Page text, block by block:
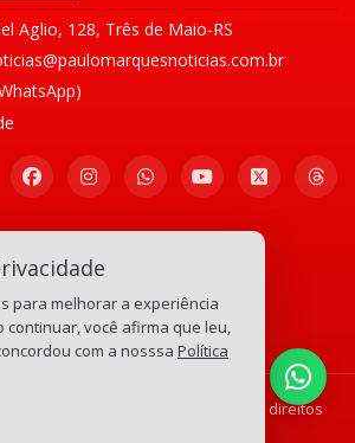
Aglio, 128, Três de Maio-RS
Comunidade WhatsApp
133.192.789 visitas
Paulo Marques Notícias - Todos os direitos
para melhorar a experiência
continuar, você afirma que leu,
com a nosssa Política